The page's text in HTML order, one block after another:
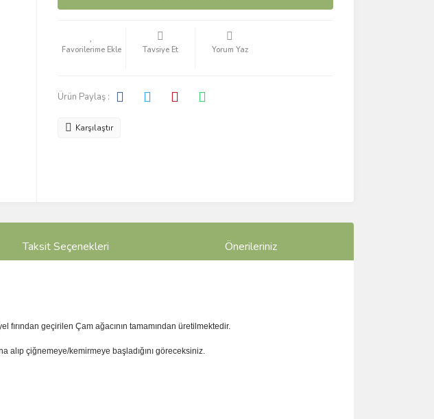
Tavsiye Et Yorum Yaz
Ürün Paylaş :
Karşılaştır
Taksit Seçenekleri Önerileriniz
geçirilen Çam ağacının tamamından üretilmektedir.
alıp çiğnemeye/kemirmeye başladığını göreceksiniz.